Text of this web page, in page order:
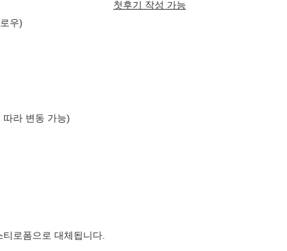
첫후기 작성 가능
우)
따라 변동 가능)
로폼으로 대체됩니다.